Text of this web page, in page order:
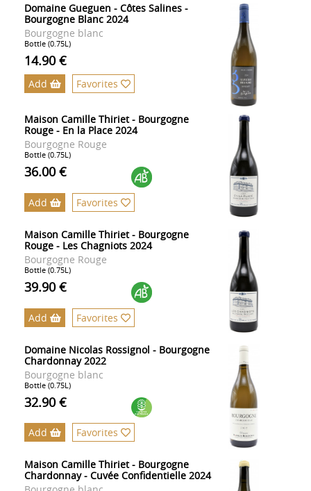
Domaine Gueguen - Côtes Salines -
Bourgogne Blanc 2024
Bourgogne blanc
Bottle (0.75L)
14.90 €
Add Favorites
Maison Camille Thiriet - Bourgogne
Rouge - En la Place 2024
Bourgogne Rouge
Bottle (0.75L)
36.00 €
Add Favorites
Maison Camille Thiriet - Bourgogne
Rouge - Les Chagniots 2024
Bourgogne Rouge
Bottle (0.75L)
39.90 €
Add Favorites
Domaine Nicolas Rossignol - Bourgogne
Chardonnay 2022
Bourgogne blanc
Bottle (0.75L)
32.90 €
Add Favorites
Maison Camille Thiriet - Bourgogne
Chardonnay - Cuvée Confidentielle 2024